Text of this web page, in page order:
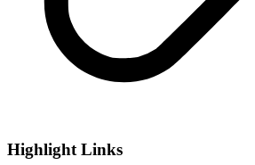
Highlight Links